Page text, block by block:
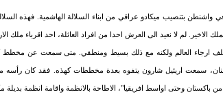
الاخير. لم لا نعيد الى العرش احدا من افراد العائلة، احد اقرباء
ارجاء العالم ولكنه مع ذلك بسيط ومنطقي. متى سمعت عن مخطط
لبنان، سمعت اريئيل شارون يتفوه بعدة مخططات كهذه. فقد كان
من باكستان وحتى اواسط افريقيا"، الاطاحة بالانظمة واقامة انظمة